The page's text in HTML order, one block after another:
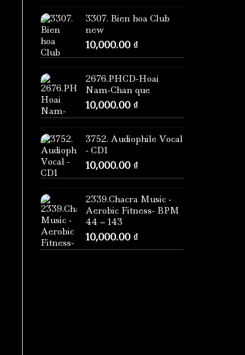
3307. Bien hoa Club
new
10,000.00 ₫
2676.PHCD-Hoai
Nam-Chan que
10,000.00 ₫
3752. Audiophile Vocal
- CD1
10,000.00 ₫
2339.Chacra Music -
Aerobic Fitness- BPM
44 – 143
10,000.00 ₫